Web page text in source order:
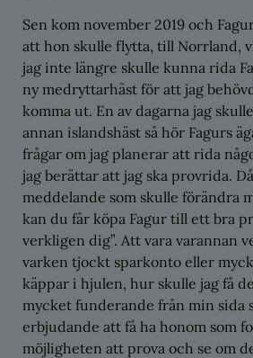
Sen kom november 2019 och
att hon skulle flytta, till Norrland,
jag inte längre skulle kunna rida
ny medryttarhäst för att jag
komma ut. En av dagarna jag
annan islandshäst så hör Fagurs
frågar om jag planerar att rida
jag berättar att jag ska provrida.
meddelande som skulle förändra
kan du får köpa Fagur till ett bra
verkligen dig”. Att vara varannan
varken tjockt sparkonto eller
käppar i hjulen, hur skulle jag få
mycket funderande från min sida
erbjudande att få ha honom som
möjligheten att prova och se om